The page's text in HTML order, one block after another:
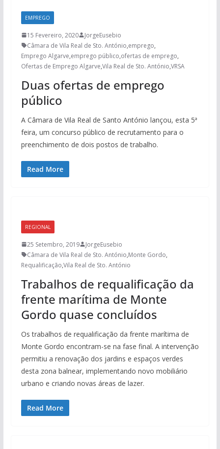
EMPREGO
15 Fevereiro, 2020
JorgeEusebio
Câmara de Vila Real de Sto. António,emprego,
Emprego Algarve,emprego público,ofertas de emprego,
Ofertas de Emprego Algarve,Vila Real de Sto. António,VRSA
Duas ofertas de emprego
público
A Câmara de Vila Real de Santo António lançou, esta 5ª
feira, um concurso público de recrutamento para o
preenchimento de dois postos de trabalho.
Read More
REGIONAL
25 Setembro, 2019
JorgeEusebio
Câmara de Vila Real de Sto. António,Monte Gordo,
Requalificação,Vila Real de Sto. António
Trabalhos de requalificação da
frente marítima de Monte
Gordo quase concluídos
Os trabalhos de requalificação da frente marítima de
Monte Gordo encontram-se na fase final. A intervenção
permitiu a renovação dos jardins e espaços verdes
desta zona balnear, implementando novo mobiliário
urbano e criando novas áreas de lazer.
Read More